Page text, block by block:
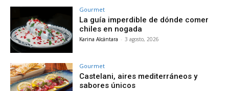
Gourmet
La guía imperdible de dónde comer
chiles en nogada
Karina Alcántara - 3 agosto, 2026
Gourmet
Castelani, aires mediterráneos y
sabores únicos